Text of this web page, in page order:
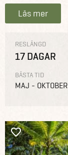
Läs mer
RESLÄNGD
17 DAGAR
BÄSTA TID
MAJ - OKTOBER